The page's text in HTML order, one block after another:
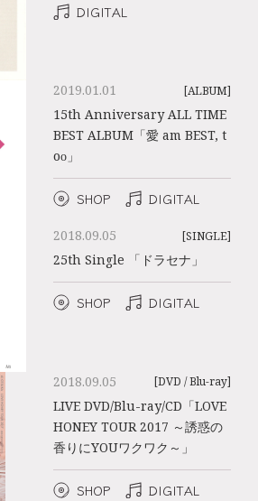
DIGITAL
2019.01.01 [ALBUM]
15th Anniversary ALL TIME
BEST ALBUM「愛 am BEST, t
oo」
SHOP DIGITAL
2018.09.05 [SINGLE]
25th Single 「ドラセナ」
SHOP DIGITAL
2018.09.05 [DVD / Blu-ray]
LIVE DVD/Blu-ray/CD「LOVE
HONEY TOUR 2017 ～誘惑の
香りにYOUワクワク～」
SHOP DIGITAL